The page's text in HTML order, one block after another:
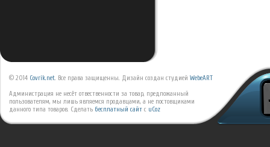
© 2014 Covrik.net. Все права защищенны. Дизайн создан студией WebeART
Администрация не несёт отвественности за товар, предложанный
пользователям, мы лишь являемся продавцами, а не постовщиками
данного типа товаров. Сделать бесплатный сайт с uCoz